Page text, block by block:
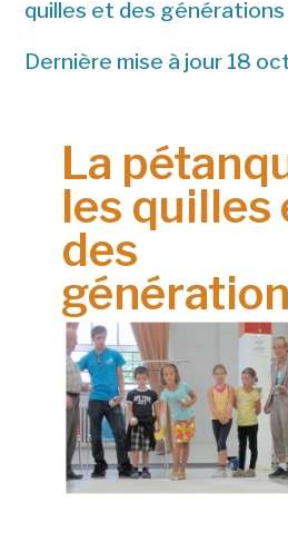
quilles et des générations
Dernière mise à jour 18
La
les quilles
des